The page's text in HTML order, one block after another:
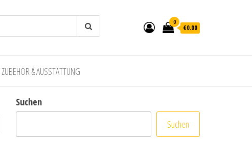
0
€0.00
ZUBEHÖR & AUSSTATTUNG
Suchen
Suchen